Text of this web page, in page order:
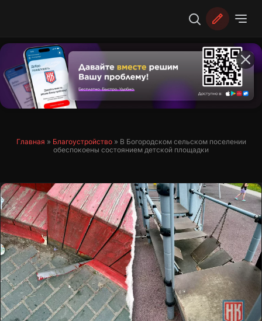
Главная » Благоустройство» В Богородском сельском поселении
обеспокоены состоянием детской площадки